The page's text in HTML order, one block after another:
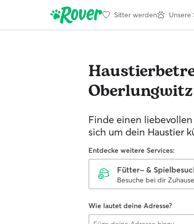
Sitter werden Unsere
Oberlungwitz
Finde einen
sich um dein Haustier
Entdecke weitere Services:
Fütter- &
Besuche bei dir Zuhause
Wie lautet deine Adresse?